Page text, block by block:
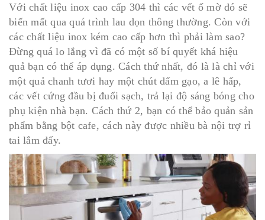
Với chất liệu inox cao cấp 304 thì các vết ố mờ đó sẽ
biến mất qua quá trình lau dọn thông thường. Còn với
các chất liệu inox kém cao cấp hơn thì phải làm sao?
Đừng quá lo lắng vì đã có một số bí quyết khá hiệu
quả bạn có thể áp dụng. Cách thứ nhất, đó là là chỉ với
một quả chanh tươi hay một chút dấm gạo, a lê hấp,
các vết cứng đầu bị đuổi sạch, trả lại độ sáng bóng cho
phụ kiện nhà bạn. Cách thứ 2, bạn có thể bảo quản sản
phẩm bằng bột cafe, cách này được nhiều bà nội trợ rỉ
tai lắm đấy.